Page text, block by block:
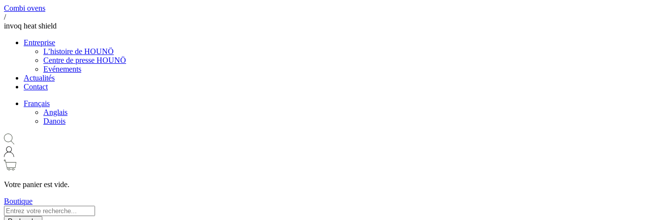
Combi ovens
/
invoq heat shield
Entreprise
L’histoire de HOUNÖ
Centre de presse HOUNÖ
Evénements
Actualités
Contact
Français
Anglais
Danois
Votre panier est vide.
Boutique